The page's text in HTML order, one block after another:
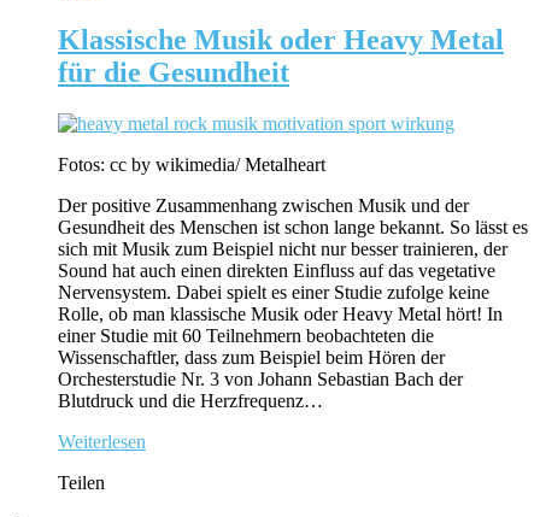
Klassische Musik oder Heavy Metal
für die Gesundheit
Fotos: cc by wikimedia/ Metalheart
Der positive Zusammenhang zwischen Musik und der
Gesundheit des Menschen ist schon lange bekannt. So lässt es
sich mit Musik zum Beispiel nicht nur besser trainieren, der
Sound hat auch einen direkten Einfluss auf das vegetative
Nervensystem. Dabei spielt es einer Studie zufolge keine
Rolle, ob man klassische Musik oder Heavy Metal hört! In
einer Studie mit 60 Teilnehmern beobachteten die
Wissenschaftler, dass zum Beispiel beim Hören der
Orchesterstudie Nr. 3 von Johann Sebastian Bach der
Blutdruck und die Herzfrequenz…
Weiterlesen
Teilen